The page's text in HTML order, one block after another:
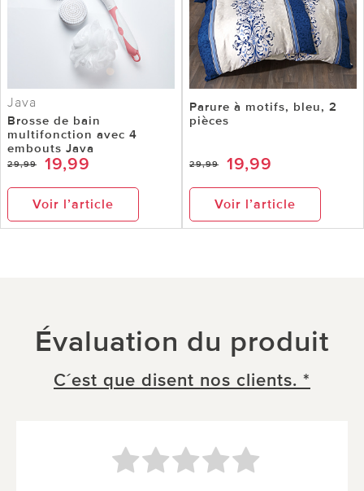
Java
Brosse de bain
multifonction avec 4
embouts Java
29,99 19,99
Voir l’article
Parure à motifs, bleu, 2
pièces
29,99 19,99
Voir l’article
Évaluation du produit
C´est que disent nos clients. *